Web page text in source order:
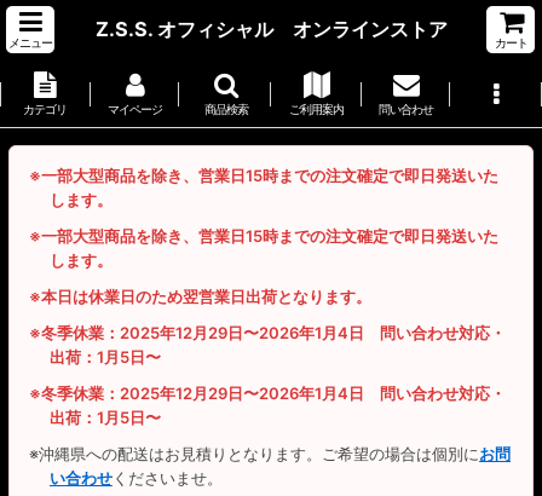
メニュー
Z.S.S. オフィシャル オンラインストア
カート
カテゴリ マイページ 商品検索 ご利用案内 問い合わせ
※一部大型商品を除き、営業日15時までの注文確定で即日発送いた
します。
※一部大型商品を除き、営業日15時までの注文確定で即日発送いた
します。
※本日は休業日のため翌営業日出荷となります。
※冬季休業：2025年12月29日〜2026年1月4日 問い合わせ対応・
出荷：1月5日〜
※冬季休業：2025年12月29日〜2026年1月4日 問い合わせ対応・
出荷：1月5日〜
※沖縄県への配送はお見積りとなります。ご希望の場合は個別にお問
い合わせくださいませ。